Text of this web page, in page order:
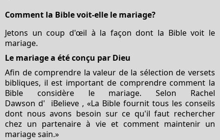
Comment la Bible voit-elle le mariage?
Jetons un coup d'œil à la façon dont la Bible voit le
mariage.
Le mariage a été conçu par Dieu
Afin de comprendre la valeur de la sélection de versets
bibliques, il est important de comprendre comment la
Bible considère le mariage. Selon Rachel
Dawson d' iBelieve , «La Bible fournit tous les conseils
dont nous avons besoin sur ce qu'il faut rechercher
chez un partenaire à vie et comment maintenir un
mariage sain.»